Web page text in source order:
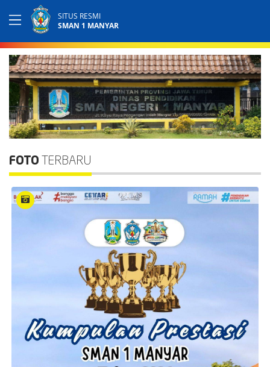
SITUS RESMI
SMAN 1 MANYAR
FOTO TERBARU